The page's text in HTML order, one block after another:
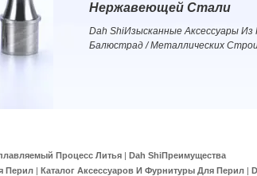
Нержавеющей Стали
Dah ShiИзысканные Аксессуары
Балюстрад / Металлических
Процесс Литья
Dah ShiПреимущества
Перил | Каталог Аксессуаров И Фурнитуры Для Перил |